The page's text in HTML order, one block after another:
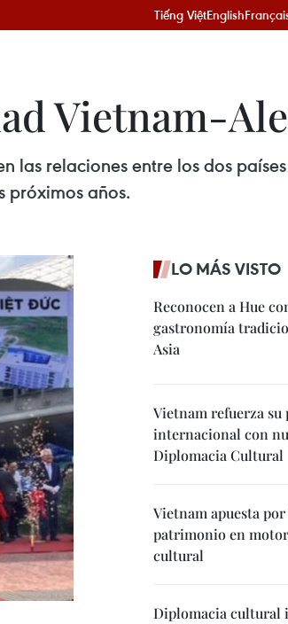
Tiếng ViệtEnglish
Vietnam-
las relaciones entre los dos
próximos años.
LO MÁS VISTO
Reconocen a Hue
gastronomía
Asia
Vietnam refuerza
internacional con
Diplomacia Cultural
Vietnam apuesta
patrimonio en
cultural
Diplomacia cultural